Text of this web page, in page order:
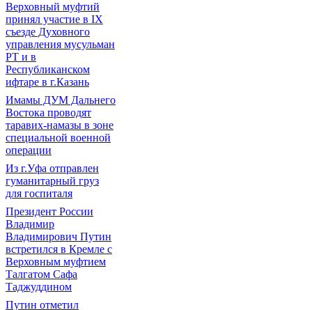
Верховный муфтий
принял участие в IХ
съезде Духовного
управления мусульман
РТ и в
Республиканском
ифтаре в г.Казань
Имамы ДУМ Дальнего
Востока проводят
таравих-намазы в зоне
специальной военной
операции
Из г.Уфа отправлен
гуманитарный груз
для госпиталя
Президент России
Владимир
Владимирович Путин
встретился в Кремле с
Верховным муфтием
Талгатом Сафа
Таджуддином
Путин отметил